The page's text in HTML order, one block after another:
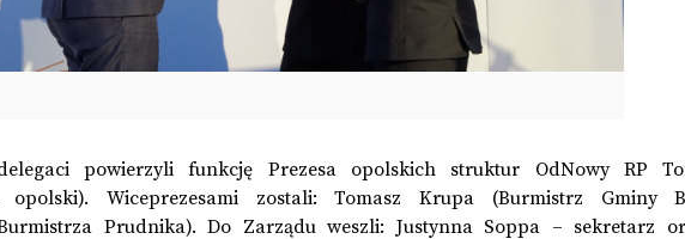
powierzyli funkcję Prezesa opolskich struktur OdNowy RP
opolski). Wiceprezesami zostali: Tomasz Krupa (Burmistrz Gminy
Prudnika). Do Zarządu weszli: Justynna Soppa – sekretarz